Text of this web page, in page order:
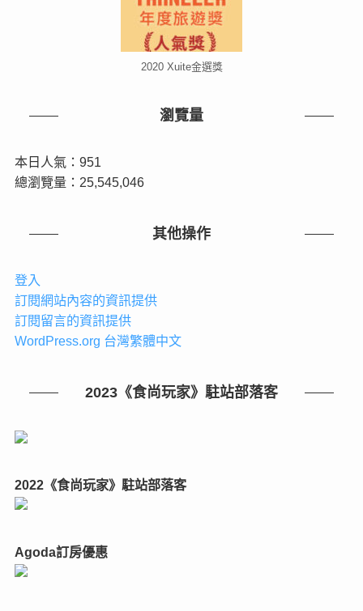
2020 Xuite金選獎
瀏覽量
本日人氣：951
總瀏覽量：25,545,046
其他操作
登入
訂閱網站內容的資訊提供
訂閱留言的資訊提供
WordPress.org 台灣繁體中文
2023《食尚玩家》駐站部落客
2022《食尚玩家》駐站部落客
Agoda訂房優惠